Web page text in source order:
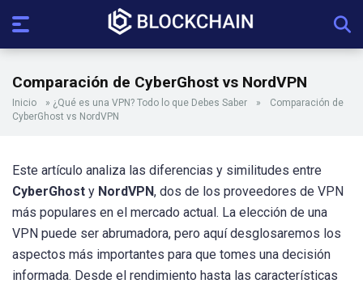
Comparación de CyberGhost vs NordVPN
Inicio » ¿Qué es una VPN? Todo lo que Debes Saber »
Comparación de
CyberGhost vs NordVPN
Este artículo analiza las diferencias y similitudes entre
CyberGhost y NordVPN, dos de los proveedores de VPN
más populares en el mercado actual. La elección de una
VPN puede ser abrumadora, pero aquí desglosaremos los
aspectos más importantes para que tomes una decisión
informada. Desde el rendimiento hasta las características